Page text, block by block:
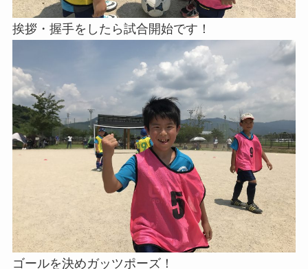
挨拶・握手をしたら試合開始です！
ゴールを決めガッツポーズ！